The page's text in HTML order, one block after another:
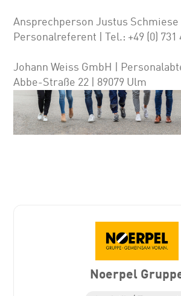
Ansprechperson Justus Schmiese |
Personalreferent | Tel.: +49 (0) 731
Johann Weiss GmbH |
Abbe-Straße 22 | 89079 Ulm
Noerpel